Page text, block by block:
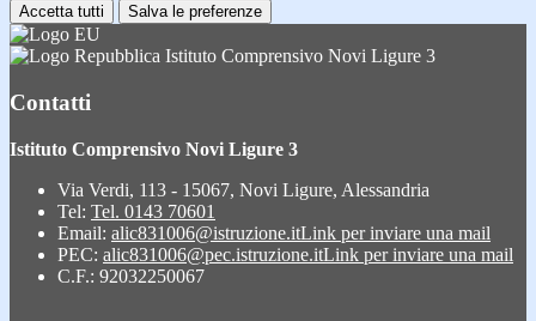
Accetta tutti Salva le preferenze
Istituto Comprensivo Novi Ligure 3
Contatti
Istituto Comprensivo Novi Ligure 3
Via Verdi, 113 - 15067, Novi Ligure, Alessandria
Tel: Tel. 0143 70601
Email: alic831006@istruzione.itLink per inviare una mail
PEC: alic831006@pec.istruzione.itLink per inviare una mail
C.F.: 92032250067